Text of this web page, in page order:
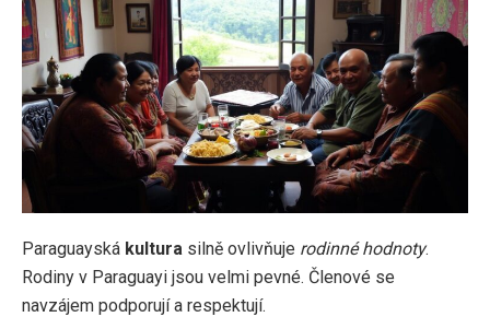
Paraguayská kultura silně ovlivňuje rodinné hodnoty.
Rodiny v Paraguayi jsou velmi pevné. Členové se
navzájem podporují a respektují.